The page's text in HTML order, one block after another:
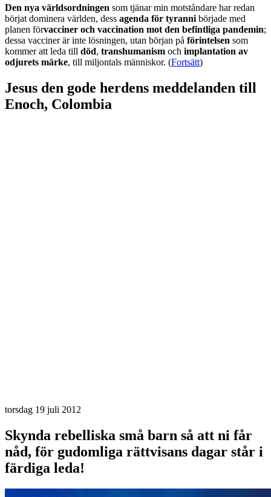
Den nya världsordningen som tjänar min motståndare har redan
börjat dominera världen, dess agenda för tyranni började med
planen förvacciner och vaccination mot den befintliga pandemin;
dessa vacciner är inte lösningen, utan början på förintelsen som
kommer att leda till död, transhumanism och implantation av
odjurets märke, till miljontals människor. (Fortsätt)
Jesus den gode herdens meddelanden till
Enoch, Colombia
torsdag 19 juli 2012
Skynda rebelliska små barn så att ni får
nåd, för gudomliga rättvisans dagar står i
färdiga leda!